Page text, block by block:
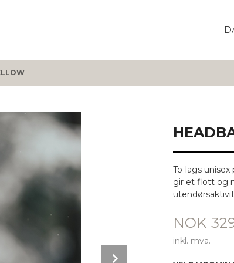
To-lags
gir et flott og
Pris
NOK
inkl. mva.